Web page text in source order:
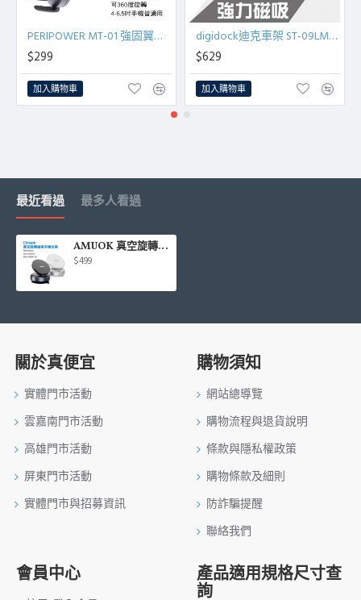
PERIPOWER MT-01 強固翼片式出風口手機架
$299
加入購物車
digidock迪克車架 ST-09LMG 長臂強力磁吸手機架-黏貼
$629
加入購物車
最近看過 最多人看過
AMUOK 真空旋轉磁吸手機支架(錆色/白色)
$499
關於真便宜
實體門市活動
雲嘉南門市活動
高雄門市活動
屏東門市活動
實體門市與招募資訊
購物須知
網站總導覽
購物流程與退貨說明
條款與隱私權政策
購物條款及細則
防詐騙提醒
聯絡我們
會員中心 產品適用規格尺寸查
詢